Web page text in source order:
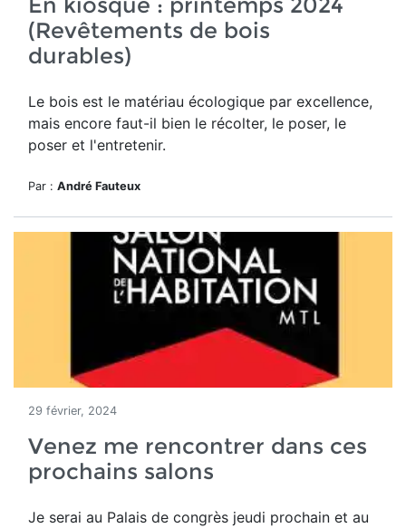
(Revêtements de bois
durables)
Le bois est le matériau écologique par excellence,
mais encore faut-il bien le récolter, le poser, le
poser et l'entretenir.
Par : André Fauteux
29 février, 2024
Venez me rencontrer dans ces
prochains salons
Je serai au Palais de congrès jeudi prochain et au